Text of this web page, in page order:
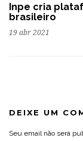
Inpe cria
brasileiro
19 abr 2021
DEIXE UM
Seu email não será